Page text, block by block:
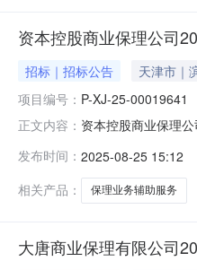
资本控股商业保理公司
招标｜招标公告 天津市｜
项目编号： P-XJ-25-00019641
正文内容： 资本控股商业保理
大唐集团有限公司
发布时间： 2025-08-25 15:12
相关产品：
保理业务辅助服务
大唐商业保理有限公司